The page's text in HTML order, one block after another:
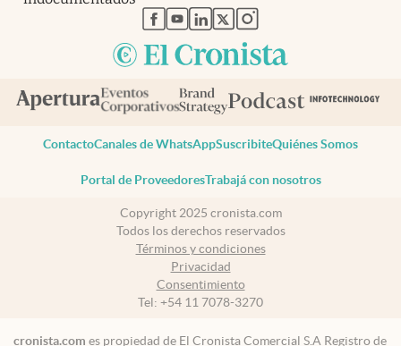
abre en nueva pestaña
abre en nueva pestaña
abre en nueva pestaña
abre en nueva pestaña
abre en nueva pestaña
ContactoCanales de WhatsAppSuscribiteQuiénes Somos
Portal de ProveedoresTrabajá con nosotros
Copyright 2025 cronista.com
Todos los derechos reservados
Términos y condiciones
Privacidad
Consentimiento
Tel: +54 11 7078-3270
cronista.com es propiedad de El Cronista Comercial S.A Registro de